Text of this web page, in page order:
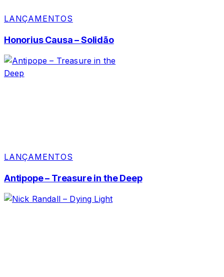
LANÇAMENTOS
Honorius Causa – Solidão
LANÇAMENTOS
Antipope – Treasure in the Deep